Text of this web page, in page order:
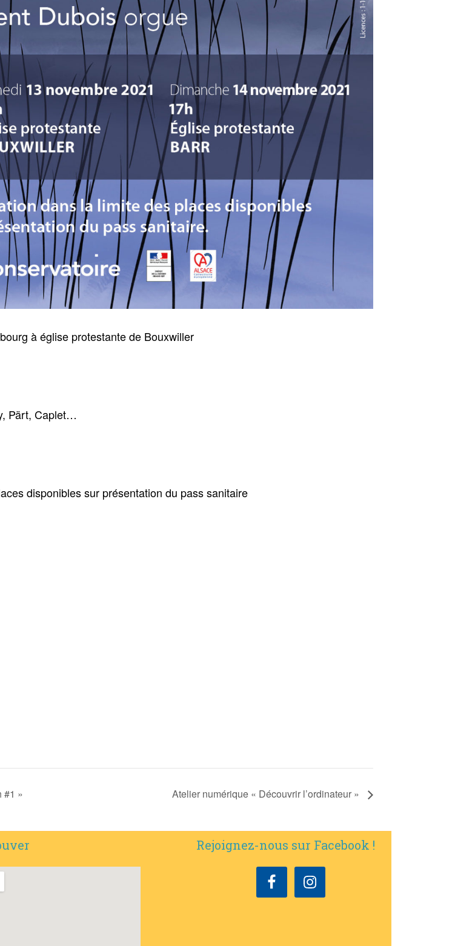
à église protestante de Bouxwiller
Pärt, Caplet…
disponibles sur présentation du pass sanitaire
#1 » Atelier numérique « Découvrir l’ordinateur »
Rejoignez-nous sur Facebook !